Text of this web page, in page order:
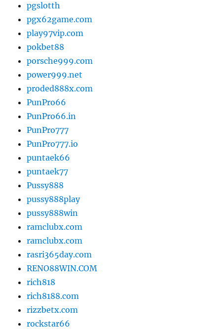
pgslotth
pgx62game.com
play97vip.com
pokbet88
porsche999.com
power999.net
proded888x.com
PunPro66
PunPro66.in
PunPro777
PunPro777.io
puntaek66
puntaek77
Pussy888
pussy888play
pussy888win
ramclubx.com
ramclubx.com
rasri365day.com
RENO88WIN.COM
rich818
rich8188.com
rizzbetx.com
rockstar66